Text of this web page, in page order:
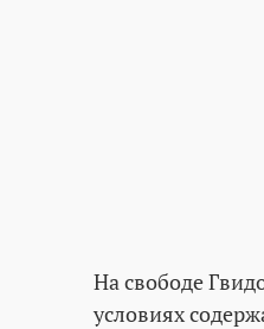
На свободе
условиях